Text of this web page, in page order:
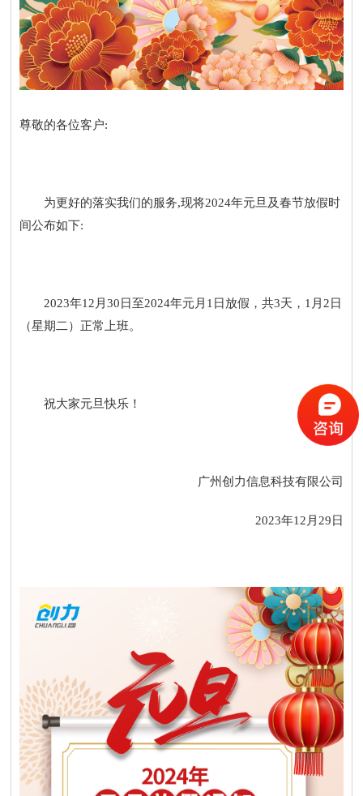
尊敬的各位客户:
为更好的落实我们的服务,现将2024年元旦及春节放假时
间公布如下:
2023年12月30日至2024年元月1日放假，共3天，1月2日
（星期二）正常上班。
祝大家元旦快乐！
广州创力信息科技有限公司
2023年12月29日